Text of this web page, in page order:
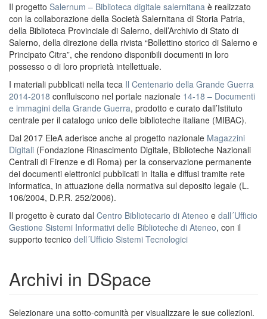
Il progetto Salernum – Biblioteca digitale salernitana è realizzato
con la collaborazione della Società Salernitana di Storia Patria,
della Biblioteca Provinciale di Salerno, dell’Archivio di Stato di
Salerno, della direzione della rivista “Bollettino storico di Salerno e
Principato Citra”, che rendono disponibili documenti in loro
possesso o di loro proprietà intellettuale.
I materiali pubblicati nella teca Il Centenario della Grande Guerra
2014-2018 confluiscono nel portale nazionale 14-18 – Documenti
e immagini della Grande Guerra, prodotto e curato dall’Istituto
centrale per il catalogo unico delle biblioteche italiane (MIBAC).
Dal 2017 EleA aderisce anche al progetto nazionale Magazzini
Digitali (Fondazione Rinascimento Digitale, Biblioteche Nazionali
Centrali di Firenze e di Roma) per la conservazione permanente
dei documenti elettronici pubblicati in Italia e diffusi tramite rete
informatica, in attuazione della normativa sul deposito legale (L.
106/2004, D.P.R. 252/2006).
Il progetto è curato dal Centro Bibliotecario di Ateneo e dall´Ufficio
Gestione Sistemi Informativi delle Biblioteche di Ateneo, con il
supporto tecnico dell´Ufficio Sistemi Tecnologici
Archivi in DSpace
Selezionare una sotto-comunità per visualizzare le sue collezioni.